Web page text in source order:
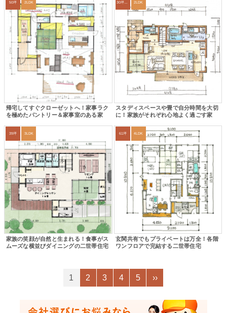
50坪 2LDK
帰宅してすぐクローゼットへ！家事ラク
を極めたパントリー＆家事室のある家
30坪～33坪 2LDK
スタディスペースや畳で自分時間を大切
に！家族がそれぞれ心地よく過ごす家
39坪 3LDK
家族の笑顔が自然と生まれる！食事がス
ムーズな横並びダイニングの二世帯住宅
61坪 4LDK
玄関共有でもプライベートは万全！各階
ワンフロアで完結する二世帯住宅
1 2 3 4 5 ››